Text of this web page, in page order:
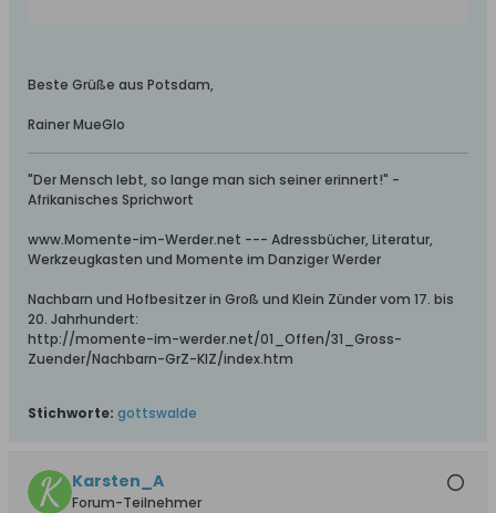
Beste Grüße aus Potsdam,
Rainer MueGlo
"Der Mensch lebt, so lange man sich seiner erinnert!" -
Afrikanisches Sprichwort
www.Momente-im-Werder.net --- Adressbücher, Literatur,
Werkzeugkasten und Momente im Danziger Werder
Nachbarn und Hofbesitzer in Groß und Klein Zünder vom 17. bis
20. Jahrhundert:
http://momente-im-werder.net/01_Offen/31_Gross-
Zuender/Nachbarn-GrZ-KlZ/index.htm
Stichworte: gottswalde
Karsten_A
Forum-Teilnehmer